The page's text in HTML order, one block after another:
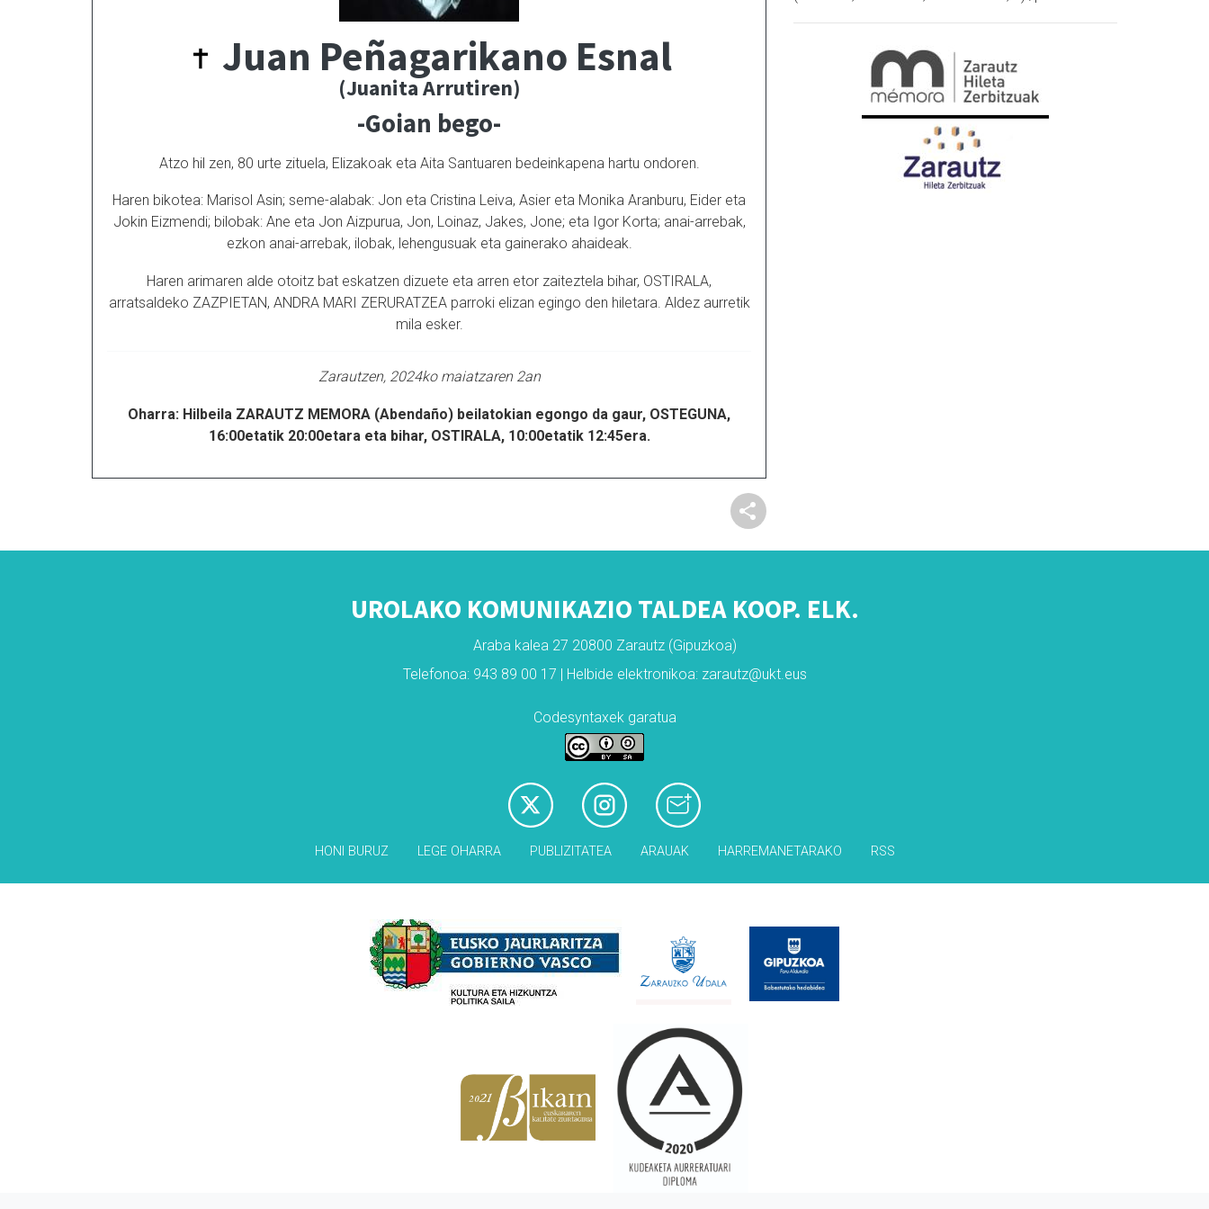
Juan Peñagarikano Esnal
(Juanita Arrutiren)
-Goian bego-
Atzo hil zen, 80 urte zituela, Elizakoak eta Aita Santuaren bedeinkapena hartu ondoren.
Haren bikotea: Marisol Asin; seme-alabak: Jon eta Cristina Leiva, Asier eta Monika Aranburu, Eider eta
Jokin Eizmendi; bilobak: Ane eta Jon Aizpurua, Jon, Loinaz, Jakes, Jone; eta Igor Korta; anai-arrebak,
ezkon anai-arrebak, ilobak, lehengusuak eta gainerako ahaideak.
Haren arimaren alde otoitz bat eskatzen dizuete eta arren etor zaiteztela bihar, OSTIRALA,
arratsaldeko ZAZPIETAN, ANDRA MARI ZERURATZEA parroki elizan egingo den hiletara. Aldez aurretik
mila esker.
Zarautzen, 2024ko maiatzaren 2an
Oharra: Hilbeila ZARAUTZ MEMORA (Abendaño) beilatokian egongo da gaur, OSTEGUNA,
16:00etatik 20:00etara eta bihar, OSTIRALA, 10:00etatik 12:45era.
UROLAKO KOMUNIKAZIO TALDEA KOOP. ELK.
Araba kalea 27 20800 Zarautz (Gipuzkoa)
Telefonoa: 943 89 00 17 | Helbide elektronikoa: zarautz@ukt.eus
Codesyntaxek garatua
HONI BURUZ LEGE OHARRA PUBLIZITATEA ARAUAK HARREMANETARAKO RSS